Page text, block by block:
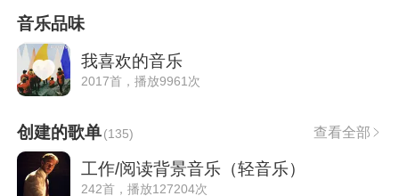
音乐品味
我喜欢的音乐
2017首，播放9961次
创建的歌单(135) 查看全部
工作/阅读背景音乐（轻音乐）
242首，播放127204次